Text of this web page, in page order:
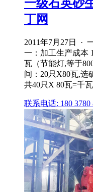
一级石英砂
丁网
2011年7月27日 ·
一：加工生产成本
瓦（节能灯,等于
间：20只X80瓦,选
共40只X 80瓦=千
联系电话: 180 3780